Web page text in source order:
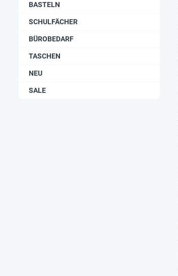
BASTELN
SCHULFÄCHER
BÜROBEDARF
TASCHEN
NEU
SALE